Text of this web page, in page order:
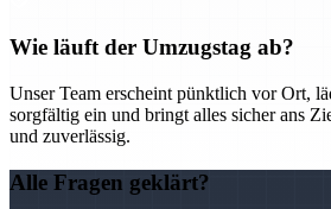
Wie läuft der Umzugstag ab?
Unser Team erscheint pünktlich vor Ort,
sorgfältig ein und bringt alles sicher ans
und zuverlässig.
Alle Fragen geklärt?